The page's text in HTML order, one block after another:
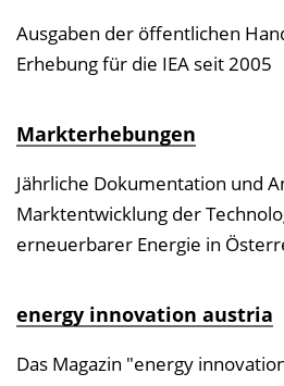
Ausgaben der öffentlichen
Erhebung für die IEA seit 2005
Markterhebungen
Jährliche Dokumentation und
Marktentwicklung der
erneuerbarer Energie in
energy innovation austria
Das Magazin "energy